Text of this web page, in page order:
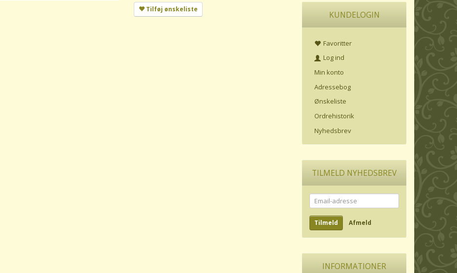
Tilføj ønskeliste
KUNDELOGIN
Favoritter
Log ind
Min konto
Adressebog
Ønskeliste
Ordrehistorik
Nyhedsbrev
TILMELD NYHEDSBREV
Email-
adresse
Tilmeld Afmeld
INFORMATIONER